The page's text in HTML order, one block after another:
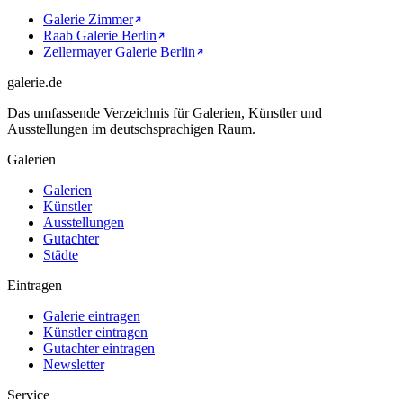
Galerie Zimmer
Raab Galerie Berlin
Zellermayer Galerie Berlin
galerie.de
Das umfassende Verzeichnis für Galerien, Künstler und
Ausstellungen im deutschsprachigen Raum.
Galerien
Galerien
Künstler
Ausstellungen
Gutachter
Städte
Eintragen
Galerie eintragen
Künstler eintragen
Gutachter eintragen
Newsletter
Service